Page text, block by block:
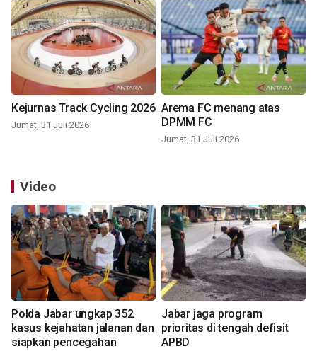
Kejurnas Track Cycling 2026
Jumat, 31 Juli 2026
Arema FC menang atas
DPMM FC
Jumat, 31 Juli 2026
Video
Polda Jabar ungkap 352
kasus kejahatan jalanan dan
siapkan pencegahan
Jabar jaga program
prioritas di tengah defisit
APBD